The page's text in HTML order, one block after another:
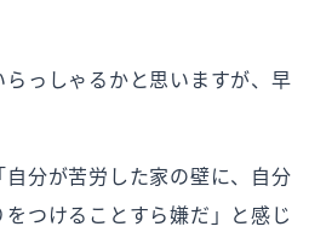
っしゃるかと思いますが、早
自分が苦労した家の壁に、自分
つけることすら嫌だ」と感じ